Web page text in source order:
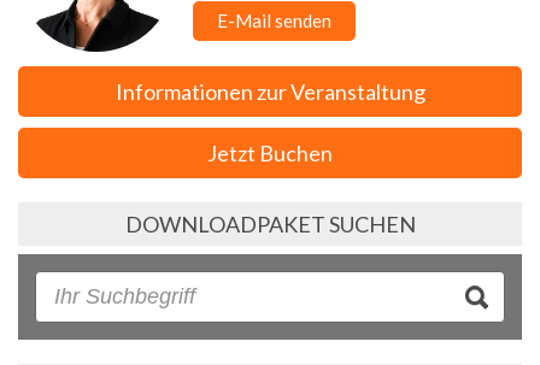
E-Mail senden
Informationen zur Veranstaltung
Jetzt Buchen
DOWNLOADPAKET SUCHEN